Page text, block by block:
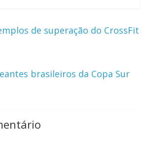
de superação do CrossFit
brasileiros da Copa Sur